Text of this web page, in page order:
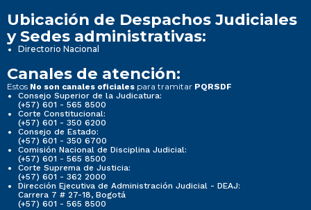
Ubicación de Despachos Judiciales
y Sedes administrativas:
Directorio Nacional
Canales de atención:
Estos No son canales oficiales para tramitar PQRSDF
Consejo Superior de la Judicatura:
(+57) 601 - 565 8500
Corte Constitucional:
(+57) 601 - 350 6200
Consejo de Estado:
(+57) 601 - 350 6700
Comisión Nacional de Disciplina Judicial:
(+57) 601 - 565 8500
Corte Suprema de Justicia:
(+57) 601 - 362 2000
Dirección Ejecutiva de Administración Judicial - DEAJ:
Carrera 7 # 27-18, Bogotá
(+57) 601 - 565 8500